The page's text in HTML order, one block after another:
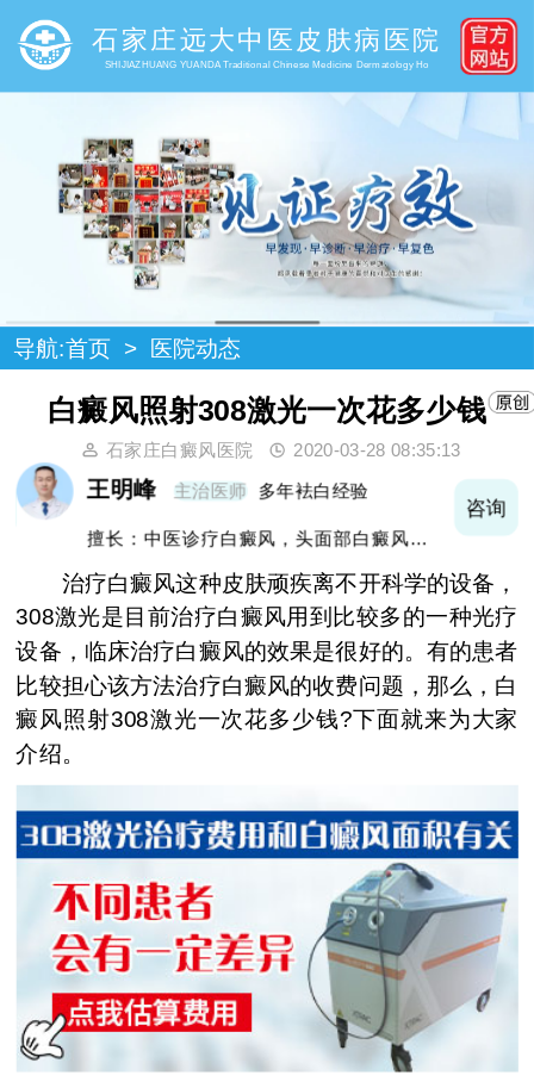
石家庄远大中医皮肤病医院
SHIJIAZHUANG YUANDA Traditional Chinese Medicine Dermatology Ho
导航:首页 > 医院动态
白癜风照射308激光一次花多少钱
石家庄白癜风医院 2020-03-28 08:35:13
王明峰 主治医师 多年袪白经验
擅长：中医诊疗白癜风，头面部白癜风，青
咨询
治疗白癜风这种皮肤顽疾离不开科学的设备，
308激光是目前治疗白癜风用到比较多的一种光疗
设备，临床治疗白癜风的效果是很好的。有的患者
比较担心该方法治疗白癜风的收费问题，那么，白
癜风照射308激光一次花多少钱?下面就来为大家
介绍。